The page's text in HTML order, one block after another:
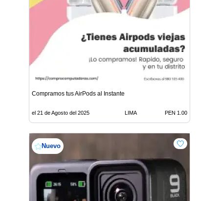
Compramos tus AirPods al Instante
el 21 de Agosto del 2025 LIMA PEN 1.00
Nuevo